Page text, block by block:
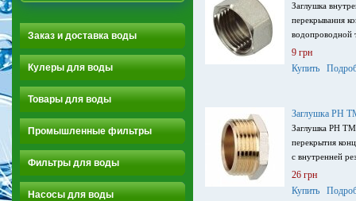
Заказ и доставка воды
Кулеры для воды
Товары для воды
Промышленные фильтры
Фильтры для воды
Насосы для воды
Заглушка
перекрывания
водопроводной
9 грн
Купить
Заглушка РН
Заглушка РН
перекрытия
с внутренней
26 грн
Купить